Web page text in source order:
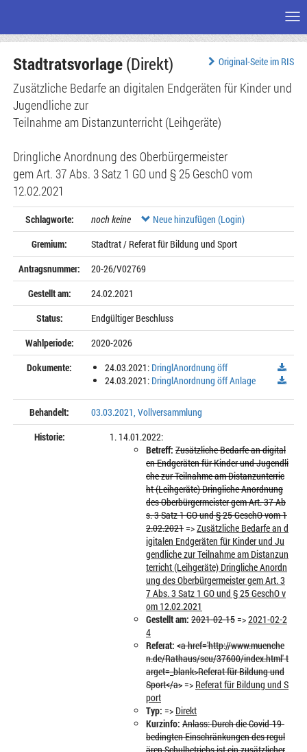
Seiteninhalt
Original-Seite im RIS
Stadtratsvorlage(Direkt)
Zusätzliche Bedarfe an digitalen Endgeräten für Kinder und
Jugendliche zur
Teilnahme am Distanzunterricht (Leihgeräte)
Dringliche Anordnung des Oberbürgermeister
gem Art. 37 Abs. 3 Satz 1 GO und § 25 GeschO vom
12.02.2021
Schlagworte: noch keine
Neue hinzufügen (Login)
Gremium:
Stadtrat / Referat für Bildung und Sport
Antragsnummer:
20-26/V02769
Gestellt am:
24.02.2021
Status:
Endgültiger Beschluss
Wahlperiode:
2020-2026
Dokumente:
24.03.2021: DringlAnordnung öff
24.03.2021: DringlAnordnung öff Anlage
Behandelt:
03.03.2021, Vollversammlung
Historie:
14.01.2022:
Betreff: Zusätzliche Bedarfe an digital
en Endgeräten für Kinder und Jugendli
che zur Teilnahme am Distanzunterric
ht (Leihgeräte) Dringliche Anordnung
des Oberbürgermeister gem Art. 37 Ab
s. 3 Satz 1 GO und § 25 GeschO vom 1
2.02.2021=>Zusätzliche Bedarfe an d
igitalen Endgeräten für Kinder und Ju
gendliche zur Teilnahme am Distanzun
terricht (Leihgeräte) Dringliche Anordn
ung des Oberbürgermeister gem Art. 3
7 Abs. 3 Satz 1 GO und § 25 GeschO v
om 12.02.2021
Gestellt am: 2021-02-15=>2021-02-2
4
Referat: <a href='http://www.muenche
n.de/Rathaus/scu/37600/index.html' t
arget=_blank>Referat für Bildung und
Sport</a>=> Referat für Bildung und S
port
Typ: => Direkt
Kurzinfo: Anlass: Durch die Covid-19-
bedingten Einschränkungen des regul